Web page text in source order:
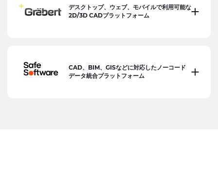
デスクトップ、ウェブ、モバイルで利用可能な
2D/3D CADプラットフォーム
CAD、BIM、GISなどに対応したノーコード
データ統合プラットフォーム